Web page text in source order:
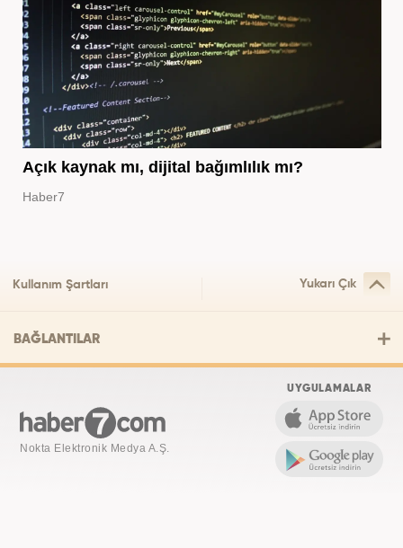
Açık kaynak mı, dijital bağımlılık mı?
Haber7
Kullanım Şartları Yukarı Çık
BAĞLANTILAR
Nokta Elektronik Medya A.Ş.
UYGULAMALAR